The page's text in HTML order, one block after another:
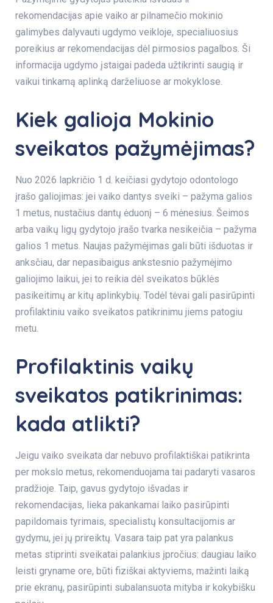
rekomendacijas apie vaiko ar pilnamečio mokinio
galimybes dalyvauti ugdymo veikloje, specialiuosius
poreikius ar rekomendacijas dėl pirmosios pagalbos. Ši
informacija ugdymo įstaigai padeda užtikrinti saugią ir
vaikui tinkamą aplinką darželiuose ar mokyklose.
Kiek galioja Mokinio
sveikatos pažymėjimas?
Nuo 2026 lapkričio 1 d. keičiasi gydytojo odontologo
įrašo galiojimas: jei vaiko dantys sveiki – pažyma galios
1 metus, nustačius dantų ėduonį – 6 mėnesius. Šeimos
arba vaikų ligų gydytojo įrašo tvarka nesikeičia – pažyma
galios 1 metus. Naujas pažymėjimas gali būti išduotas ir
anksčiau, dar nepasibaigus ankstesnio pažymėjimo
galiojimo laikui, jei to reikia dėl sveikatos būklės
pasikeitimų ar kitų aplinkybių. Todėl tėvai gali pasirūpinti
profilaktiniu vaiko sveikatos patikrinimu jiems patogiu
metu.
Profilaktinis vaikų
sveikatos patikrinimas:
kada atlikti?
Jeigu vaiko sveikata dar nebuvo profilaktiškai patikrinta
per mokslo metus, rekomenduojama tai padaryti vasaros
pradžioje. Taip, gavus gydytojo išvadas ir
rekomendacijas, lieka pakankamai laiko pasirūpinti
papildomais tyrimais, specialistų konsultacijomis ar
gydymu, jei jų prireiktų. Vasara taip pat yra palankus
metas stiprinti sveikatai palankius įpročius: daugiau laiko
leisti gryname ore, būti fiziškai aktyviems, mažinti laiką
prie ekranų, pasirūpinti subalansuota mityba ir kokybišku